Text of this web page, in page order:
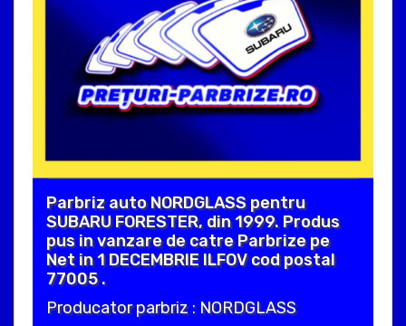
Parbriz auto NORDGLASS pentru
SUBARU FORESTER, din 1999. Produs
pus in vanzare de catre Parbrize pe
Net in 1 DECEMBRIE ILFOV cod postal
77005 .
Producator parbriz : NORDGLASS